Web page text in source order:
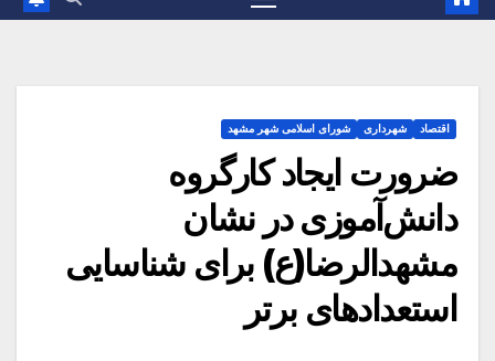
اقتصاد شهرداری شورای اسلامی شهر مشهد
ضرورت ایجاد کارگروه
دانش‌آموزی در نشان
مشهدالرضا(ع) برای شناسایی
استعدادهای برتر